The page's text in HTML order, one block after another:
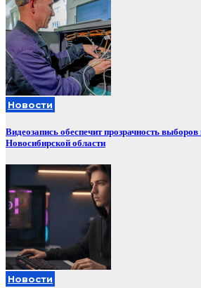
Новости
Видеозапись обеспечит прозрачность
Новосибирской области
Новости